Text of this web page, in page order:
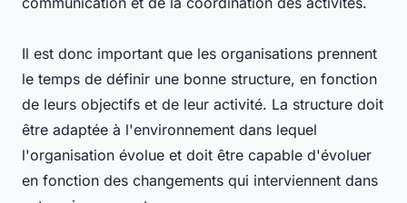
Il est donc important que les organisations prennent
le temps de définir une bonne structure, en fonction
de leurs objectifs et de leur activité. La structure doit
être adaptée à l'environnement dans lequel
l'organisation évolue et doit être capable d'évoluer
en fonction des changements qui interviennent dans